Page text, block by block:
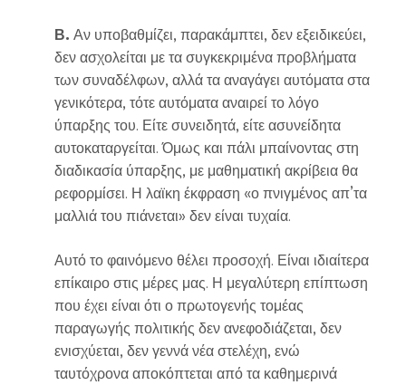
Β. Αν υποβαθμίζει, παρακάμπτει, δεν εξειδικεύει,
δεν ασχολείται με τα συγκεκριμένα προβλήματα
των συναδέλφων, αλλά τα αναγάγει αυτόματα στα
γενικότερα, τότε αυτόματα αναιρεί το λόγο
ύπαρξης του. Είτε συνειδητά, είτε ασυνείδητα
αυτοκαταργείται. Όμως και πάλι μπαίνοντας στη
διαδικασία ύπαρξης, με μαθηματική ακρίβεια θα
ρεφορμίσει. Η λαϊκη έκφραση «ο πνιγμένος απ’τα
μαλλιά του πιάνεται» δεν είναι τυχαία.
Αυτό το φαινόμενο θέλει προσοχή. Είναι ιδιαίτερα
επίκαιρο στις μέρες μας. Η μεγαλύτερη επίπτωση
που έχει είναι ότι ο πρωτογενής τομέας
παραγωγής πολιτικής δεν ανεφοδιάζεται, δεν
ενισχύεται, δεν γεννά νέα στελέχη, ενώ
ταυτόχρονα αποκόπτεται από τα καθημερινά